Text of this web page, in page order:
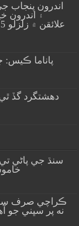
اندرون پنجاب
۽ اندرون
پاناما ڪيس:
دهشتگرد گڏ
سنڌ جي پاڻي
ڪراچي صرف
نه پر سڀني جو